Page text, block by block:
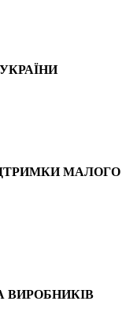
МАЛОГО
ВИРОБНИКІВ